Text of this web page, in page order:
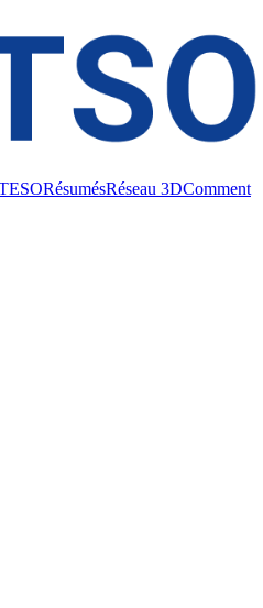
RésumésRéseau 3DComment